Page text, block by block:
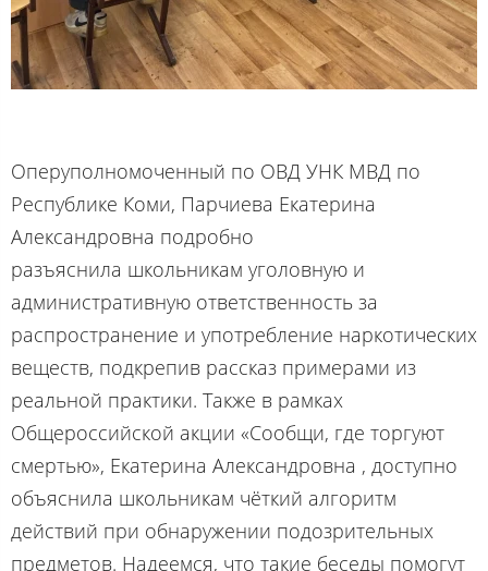
Оперуполномоченный по ОВД УНК МВД по
Республике Коми, Парчиева Екатерина
Александровна подробно
разъяснила школьникам уголовную и
административную ответственность за
распространение и употребление наркотических
веществ, подкрепив рассказ примерами из
реальной практики. Также в рамках
Общероссийской акции «Сообщи, где торгуют
смертью», Екатерина Александровна , доступно
объяснила школьникам чёткий алгоритм
действий при обнаружении подозрительных
предметов. Надеемся, что такие беседы помогут